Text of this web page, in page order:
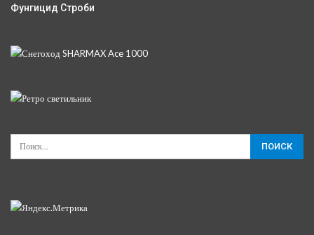
Фунгицид Строби